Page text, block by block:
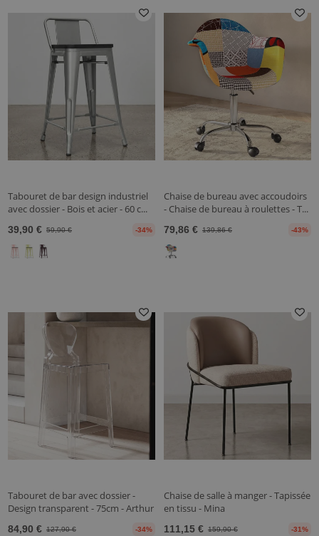
Tabouret de bar design industriel
avec dossier - Bois et acier - 60 c...
39,90 € 59,90 € -34%
Chaise de bureau avec accoudoirs
- Chaise de bureau à roulettes - T...
79,86 € 139,86 € -43%
Tabouret de bar avec dossier -
Design transparent - 75cm - Arthur
84,90 € 127,90 € -34%
Chaise de salle à manger - Tapissée
en tissu - Mina
111,15 € 159,90 € -31%